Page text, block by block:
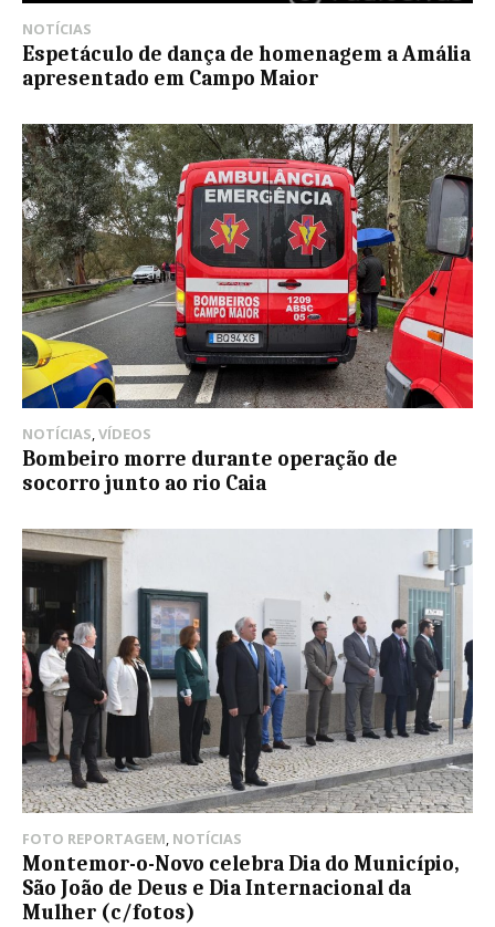
NOTÍCIAS
Espetáculo de dança de homenagem a Amália
apresentado em Campo Maior
NOTÍCIAS,VÍDEOS
Bombeiro morre durante operação de
socorro junto ao rio Caia
FOTO REPORTAGEM, NOTÍCIAS
Montemor-o-Novo celebra Dia do Município,
São João de Deus e Dia Internacional da
Mulher (c/fotos)